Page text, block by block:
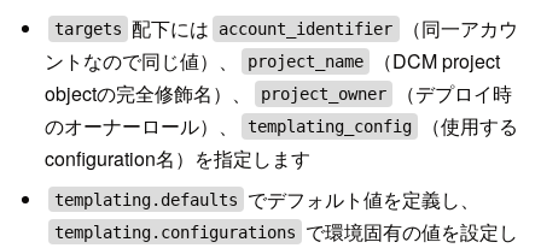
targets 配下には account_identifier
（同一アカウ
ントなので同じ値）、
project_name
（DCM project
objectの完全修飾名）、
project_owner
（デプロイ時
のオーナーロール）、
templating_config
（使用する
configuration名）を指定します
templating.defaults でデフォルト値を定義し、
templating.configurations
で環境固有の値を設定し